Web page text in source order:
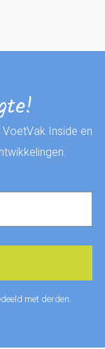
Inside en
met derden.